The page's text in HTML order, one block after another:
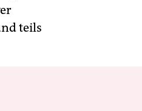
teils